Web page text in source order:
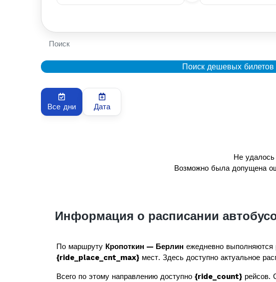
Поиск
Поиск дешевых билетов
Все дни Дата
Не удалось
Возможно была допущена
Информация о расписании
По маршруту Кропоткин — Берлин ежедневно
{ride_place_cnt_max} мест. Здесь доступно актуальное
Всего по этому направлению доступно {ride_count} рейсов.